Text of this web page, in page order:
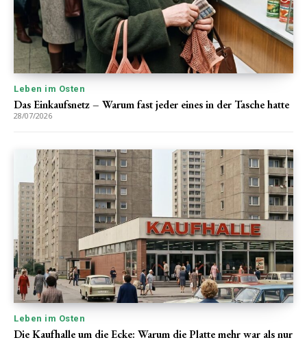
Leben im Osten
Das Einkaufsnetz – Warum fast jeder eines in der Tasche hatte
28/07/2026
Leben im Osten
Die Kaufhalle um die Ecke: Warum die Platte mehr war als nur